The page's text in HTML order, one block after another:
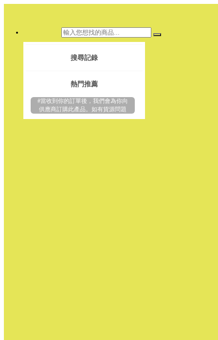
搜尋記錄
熱門推薦
#當收到你的訂單後，我們會為你向
供應商訂購此產品。如有貨源問題